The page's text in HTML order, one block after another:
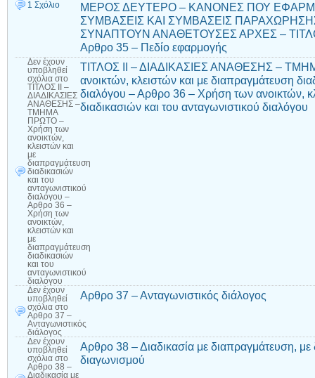
1 Σχόλιο
ΜΕΡΟΣ ΔΕΥΤΕΡΟ – ΚΑΝΟΝΕΣ ΠΟΥ
ΣΥΜΒΑΣΕΙΣ ΚΑΙ ΣΥΜΒΑΣΕΙΣ
ΣΥΝΑΠΤΟΥΝ ΑΝΑΘΕΤΟΥΣΕΣ ΑΡΧΕΣ –
Αρθρο 35 – Πεδίο εφαρμογής
Δεν έχουν
υποβληθεί
σχόλια στο
ΤΙΤΛΟΣ ΙΙ –
ΔΙΑΔΙΚΑΣΙΕΣ
ΑΝΑΘΕΣΗΣ –
ΤΜΗΜΑ
ΠΡΩΤΟ –
Χρήση των
ανοικτών,
κλειστών και
με
διαπραγμάτευση
διαδικασιών
και του
ανταγωνιστικού
διαλόγου –
Αρθρο 36 –
Χρήση των
ανοικτών,
κλειστών και
με
διαπραγμάτευση
διαδικασιών
και του
ανταγωνιστικού
διαλόγου
ΤΙΤΛΟΣ ΙΙ – ΔΙΑΔΙΚΑΣΙΕΣ ΑΝΑΘΕΣΗΣ –
ανοικτών, κλειστών και με διαπραγμάτευση
διαλόγου – Αρθρο 36 – Χρήση των ανοικτών,
διαδικασιών και του ανταγωνιστικού διαλόγου
Δεν έχουν
υποβληθεί
σχόλια στο
Αρθρο 37 –
Ανταγωνιστικός
διάλογος
Αρθρο 37 – Ανταγωνιστικός διάλογος
Δεν έχουν
υποβληθεί
σχόλια στο
Αρθρο 38 –
Διαδικασία με
Αρθρο 38 – Διαδικασία με διαπραγμάτευση,
διαγωνισμού